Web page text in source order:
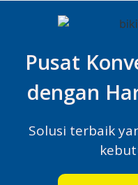
Pusat
dengan
Solusi terbaik